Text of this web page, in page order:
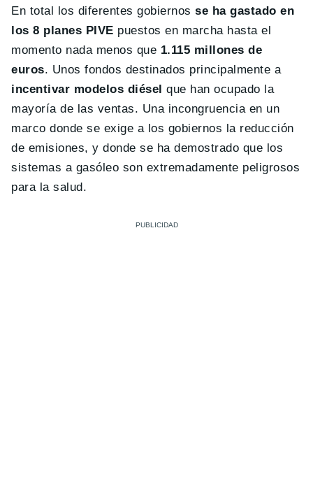
En total los diferentes gobiernos se ha gastado en
los 8 planes PIVE puestos en marcha hasta el
momento nada menos que 1.115 millones de
euros. Unos fondos destinados principalmente a
incentivar modelos diésel que han ocupado la
mayoría de las ventas. Una incongruencia en un
marco donde se exige a los gobiernos la reducción
de emisiones, y donde se ha demostrado que los
sistemas a gasóleo son extremadamente peligrosos
para la salud.